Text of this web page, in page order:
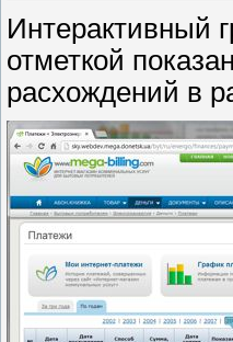
Интерактивный
отметкой
расхождений в